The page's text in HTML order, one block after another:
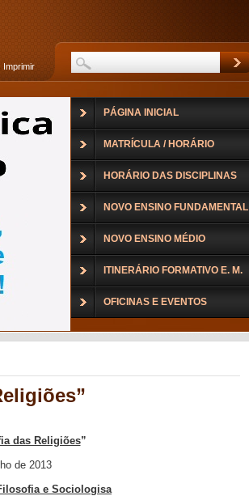
das Religiões”
de 2013
e Sociologisa
PÁGINA INICIAL
MATRÍCULA / HORÁRIO
HORÁRIO DAS DISCIPLINAS
NOVO ENSINO FUNDAMENTAL
NOVO ENSINO MÉDIO
ITINERÁRIO FORMATIVO E. M.
OFICINAS E EVENTOS
Imprimir